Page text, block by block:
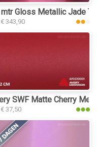
Gloss Metallic Jade
343,90
interieurfolie
SWF Matte Cherry
37,50